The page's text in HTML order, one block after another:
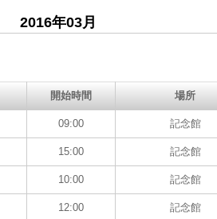
2016年03月
開始時間 場所
09:00 記念館
15:00 記念館
10:00 記念館
12:00 記念館